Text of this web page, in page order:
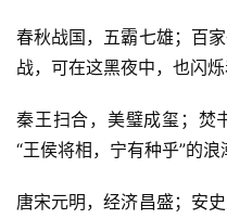
春秋战国，五霸七雄；百
战，可在这黑夜中，也闪烁
秦王扫合，美璧成玺；焚
“王侯将相，宁有种乎”的浪
唐宋元明，经济昌盛；安